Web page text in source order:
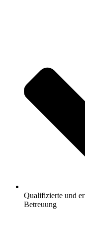
Qualifizierte und
Betreuung